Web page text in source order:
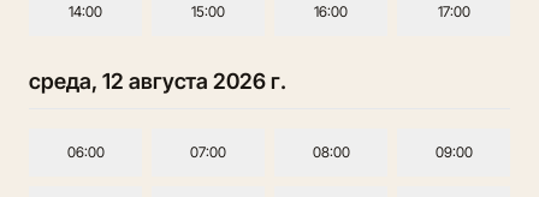
14:00 15:00 16:00 17:00
среда, 12 августа 2026 г.
06:00 07:00 08:00 09:00